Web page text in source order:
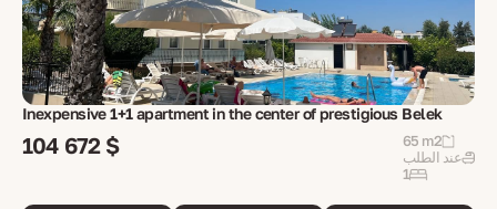
Inexpensive 1+1 apartment in the center of prestigious Belek
104 672 $
65 m2
عند الطلب
1